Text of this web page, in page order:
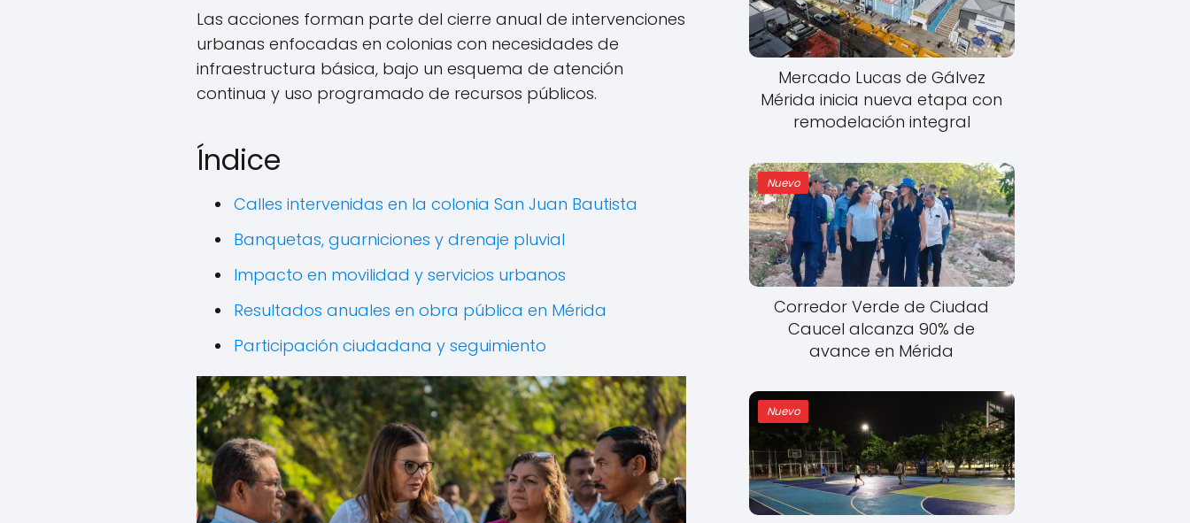
Las acciones forman parte del cierre anual de intervenciones
urbanas enfocadas en colonias con necesidades de
infraestructura básica, bajo un esquema de atención
continua y uso programado de recursos públicos.
Índice
Calles intervenidas en la colonia San Juan Bautista
Banquetas, guarniciones y drenaje pluvial
Impacto en movilidad y servicios urbanos
Resultados anuales en obra pública en Mérida
Participación ciudadana y seguimiento
Mercado Lucas de Gálvez
Mérida inicia nueva etapa con
remodelación integral
Nuevo
Corredor Verde de Ciudad
Caucel alcanza 90% de
avance en Mérida
Nuevo